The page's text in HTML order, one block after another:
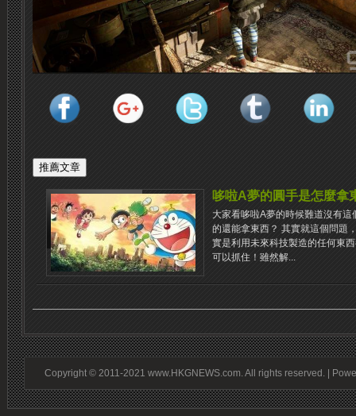
哆啦A夢的圓手是怎麼拿
大家看哆啦A夢的時候難道沒有
的還能拿東西？ 其實就這個問題
實是利用未來科技製造的任何東
可以抓住！雖然解...
Copyright © 2011-2021 www.HKGNEWS.com. All rights reserved. |